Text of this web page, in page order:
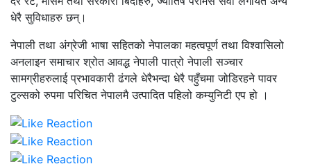
धेरै सुविधाहरु छन्।
नेपाली तथा अंग्रेजी भाषा सहितको नेपालका महत्वपूर्ण तथा विश्वासिलो
अनलाइन समाचार श्रोत आवद्ध नेपाली पात्रो नेपाली सञ्चार
सामग्रीहरुलाई प्रभावकारी ढंगले धेरैभन्दा धेरै पहुँचमा जोडिरहने पावर
टुल्सको रुपमा परिचित नेपालमै उत्पादित पहिलो कम्युनिटी एप हो ।